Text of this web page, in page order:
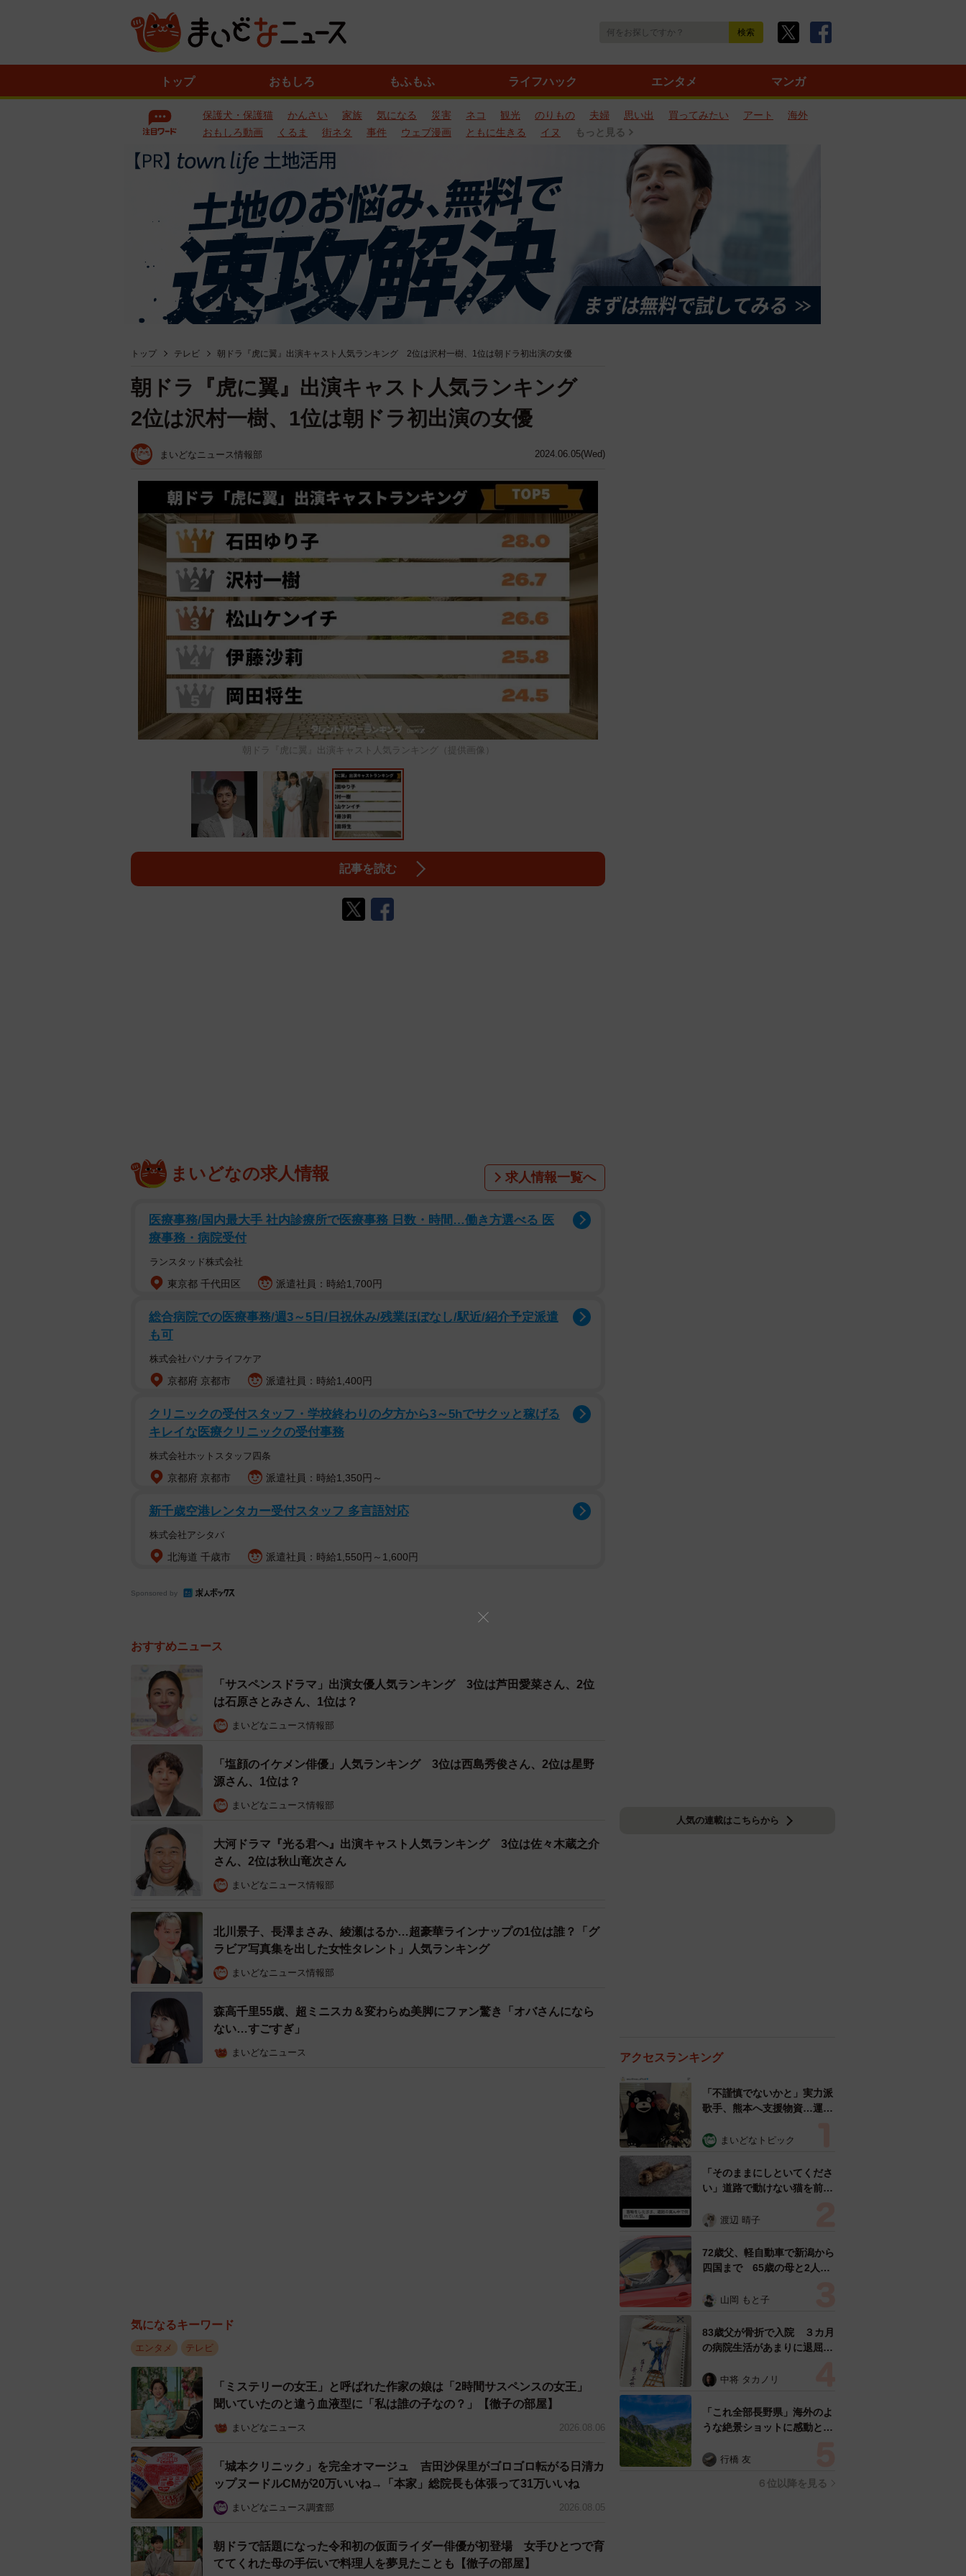
トップ おもしろ もふもふ ライフハック エンタメ マンガ
保護犬・保護猫 かんさい 家族 気になる 災害 ネコ 観光 のりもの 夫婦 思い出 買ってみたい アート
海外
おもしろ動画
くるま 街ネタ 事件 ウェブ漫画 ともに生きる イヌ もっと見る
トップ テレビ 朝ドラ『虎に翼』出演キャスト人気ランキング 2位は沢村一樹、1位は朝ドラ初出演の女優
2024.06.05(Wed)
朝ドラ『虎に翼』出演キャスト人気ランキング
2位は沢村一樹、1位は朝ドラ初出演の女優
まいどなニュース情報部
朝ドラ『虎に翼』出演キャスト人気ランキング（提供画像）
記事を読む
まいどなの求人情報 求人情報一覧へ
医療事務/国内最大手 社内診療所で医療事務 日数・時間…働き方選べる 医
療事務・病院受付
ランスタッド株式会社
東京都 千代田区 派遣社員：時給1,700円
総合病院での医療事務/週3～5日/日祝休み/残業ほぼなし/駅近/紹介予定派遣
も可
株式会社パソナライフケア
京都府 京都市 派遣社員：時給1,400円
クリニックの受付スタッフ・学校終わりの夕方から3～5hでサクッと稼げる
キレイな医療クリニックの受付事務
株式会社ホットスタッフ四条
京都府 京都市 派遣社員：時給1,350円～
新千歳空港レンタカー受付スタッフ 多言語対応
株式会社アシタバ
北海道 千歳市 派遣社員：時給1,550円～1,600円
Sponsored by
おすすめニュース
「サスペンスドラマ」出演女優人気ランキング 3位は芦田愛菜さん、2位
は石原さとみさん、1位は？
まいどなニュース情報部
「塩顔のイケメン俳優」人気ランキング 3位は西島秀俊さん、2位は星野
源さん、1位は？
まいどなニュース情報部
大河ドラマ『光る君へ』出演キャスト人気ランキング 3位は佐々木蔵之介
さん、2位は秋山竜次さん
まいどなニュース情報部
北川景子、長澤まさみ、綾瀬はるか…超豪華ラインナップの1位は誰？「グ
ラビア写真集を出した女性タレント」人気ランキング
まいどなニュース情報部
森高千里55歳、超ミニスカ＆変わらぬ美脚にファン驚き「オバさんになら
ない…すごすぎ」
まいどなニュース
気になるキーワード
エンタメ テレビ
「ミステリーの女王」と呼ばれた作家の娘は「2時間サスペンスの女王」
聞いていたのと違う血液型に「私は誰の子なの？」【徹子の部屋】
まいどなニュース 2026.08.06
「城本クリニック」を完全オマージュ 吉田沙保里がゴロゴロ転がる日清カ
ップヌードルCMが20万いいね→「本家」総院長も体張って31万いいね
まいどなニュース調査部 2026.08.05
朝ドラで話題になった令和初の仮面ライダー俳優が初登場 女手ひとつで育
ててくれた母の手伝いで料理人を夢見たことも【徹子の部屋】
人気の連載はこちらから
アクセスランキング
「不謹慎でないかと」実力派
歌手、熊本へ支援物資…運搬
めらい 「痛いほど伝わる」
まいどなトピック
「そのままにしといてくださ
い」道路で動けない猫を前に
ようとした4日間 「命の重
表の訴え
渡辺 晴子
72歳父、軽自動車で新潟から
四国まで 65歳の母と2人で
憩まで分刻み… 「大学生で
山岡 もと子
83歳父が骨折で入院 ３カ月
の病院生活があまりに退屈で
い！」→スケッチブックを見
すよ…」
中将 タカノリ
「これ全部長野県」海外のよ
うな絶景ショットに感動と反
ったんだって気づいた」
行橋 友
６位以降を見る